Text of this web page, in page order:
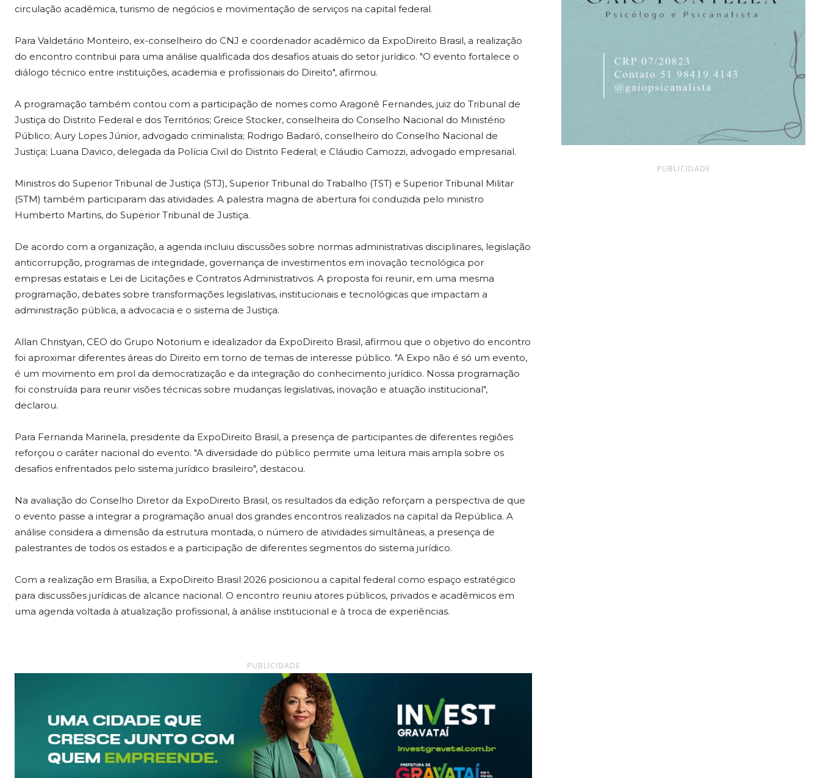
circulação acadêmica, turismo de negócios e movimentação de serviços na capital federal.
Para Valdetário Monteiro, ex-conselheiro do CNJ e coordenador acadêmico da ExpoDireito Brasil, a realização
do encontro contribui para uma análise qualificada dos desafios atuais do setor jurídico. "O evento fortalece o
diálogo técnico entre instituições, academia e profissionais do Direito", afirmou.
A programação também contou com a participação de nomes como Aragonê Fernandes, juiz do Tribunal de
Justiça do Distrito Federal e dos Territórios; Greice Stocker, conselheira do Conselho Nacional do Ministério
Público; Aury Lopes Júnior, advogado criminalista; Rodrigo Badaró, conselheiro do Conselho Nacional de
Justiça; Luana Davico, delegada da Polícia Civil do Distrito Federal; e Cláudio Camozzi, advogado empresarial.
Ministros do Superior Tribunal de Justiça (STJ), Superior Tribunal do Trabalho (TST) e Superior Tribunal Militar
(STM) também participaram das atividades. A palestra magna de abertura foi conduzida pelo ministro
Humberto Martins, do Superior Tribunal de Justiça.
De acordo com a organização, a agenda incluiu discussões sobre normas administrativas disciplinares, legislação
anticorrupção, programas de integridade, governança de investimentos em inovação tecnológica por
empresas estatais e Lei de Licitações e Contratos Administrativos. A proposta foi reunir, em uma mesma
programação, debates sobre transformações legislativas, institucionais e tecnológicas que impactam a
administração pública, a advocacia e o sistema de Justiça.
Allan Christyan, CEO do Grupo Notorium e idealizador da ExpoDireito Brasil, afirmou que o objetivo do encontro
foi aproximar diferentes áreas do Direito em torno de temas de interesse público. "A Expo não é só um evento,
é um movimento em prol da democratização e da integração do conhecimento jurídico. Nossa programação
foi construída para reunir visões técnicas sobre mudanças legislativas, inovação e atuação institucional",
declarou.
Para Fernanda Marinela, presidente da ExpoDireito Brasil, a presença de participantes de diferentes regiões
reforçou o caráter nacional do evento. "A diversidade do público permite uma leitura mais ampla sobre os
desafios enfrentados pelo sistema jurídico brasileiro", destacou.
Na avaliação do Conselho Diretor da ExpoDireito Brasil, os resultados da edição reforçam a perspectiva de que
o evento passe a integrar a programação anual dos grandes encontros realizados na capital da República. A
análise considera a dimensão da estrutura montada, o número de atividades simultâneas, a presença de
palestrantes de todos os estados e a participação de diferentes segmentos do sistema jurídico.
Com a realização em Brasília, a ExpoDireito Brasil 2026 posicionou a capital federal como espaço estratégico
para discussões jurídicas de alcance nacional. O encontro reuniu atores públicos, privados e acadêmicos em
uma agenda voltada à atualização profissional, à análise institucional e à troca de experiências.
PUBLICIDADE
PUBLICIDADE